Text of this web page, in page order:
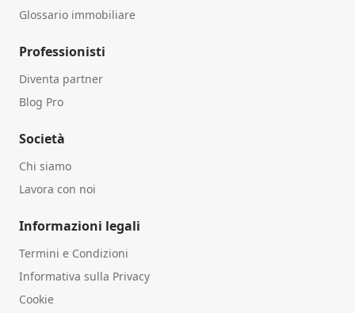
Glossario immobiliare
Professionisti
Diventa partner
Blog Pro
Società
Chi siamo
Lavora con noi
Informazioni legali
Termini e Condizioni
Informativa sulla Privacy
Cookie